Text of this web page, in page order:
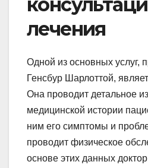
лечения
Одной из основных услуг,
Генсбур Шарлоттой,
Она проводит детальное
медицинской истории
ним его симптомы и
проводит физическое
основе этих данных